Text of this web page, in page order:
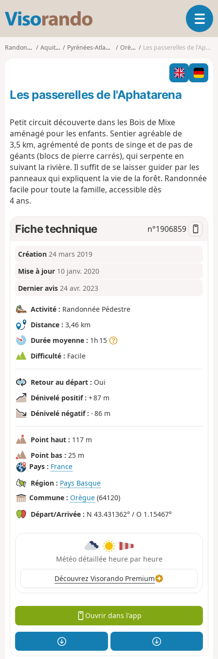
s
o
o
O
u
v
i
r
l
i
Randonnées Aquitaine Pyrénées-Atlantiques Orègue Les passerelles de l'Aphatarena
Les passerelles de l'Aphatarena
Petit circuit découverte dans les Bois de Mixe
aménagé pour les enfants. Sentier agréable de
3,5 km, agrémenté de ponts de singe et de pas de
géants (blocs de pierre carrés), qui serpente en
suivant la rivière. Il suffit de se laisser guider par les
panneaux qui expliquent la vie de la forêt. Randonnée
facile pour toute la famille, accessible dès
4 ans.
Fiche technique n°1906859
Création 24 mars 2019
Mise à jour 10 janv. 2020
Dernier avis 24 avr. 2023
Activité : Randonnée Pédestre
Distance : 3,46 km
Durée moyenne : 1h 15
Difficulté : Facile
Retour au départ : Oui
Dénivelé positif : + 87 m
Dénivelé négatif : - 86 m
Point haut : 117 m
Point bas : 25 m
Pays : France
Région : Pays Basque
Commune : Orègue (64120)
Départ/Arrivée : N 43.431362° / O 1.15467°
Météo détaillée heure par heure
Découvrez Visorando Premium
Ouvrir dans l'app